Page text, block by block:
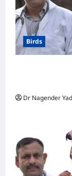
Birds
Dr Nagender